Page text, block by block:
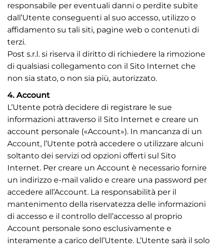
responsabile per eventuali danni o perdite subite
dall’Utente conseguenti al suo accesso, utilizzo o
affidamento su tali siti, pagine web o contenuti di
terzi.
Post s.r.l. si riserva il diritto di richiedere la rimozione
di qualsiasi collegamento con il Sito Internet che
non sia stato, o non sia più, autorizzato.
4. Account
L’Utente potrà decidere di registrare le sue
informazioni attraverso il Sito Internet e creare un
account personale («Account»). In mancanza di un
Account, l’Utente potrà accedere o utilizzare alcuni
soltanto dei servizi od opzioni offerti sul Sito
Internet. Per creare un Account è necessario fornire
un indirizzo e-mail valido e creare una password per
accedere all’Account. La responsabilità per il
mantenimento della riservatezza delle informazioni
di accesso e il controllo dell’accesso al proprio
Account personale sono esclusivamente e
interamente a carico dell’Utente. L’Utente sarà il solo